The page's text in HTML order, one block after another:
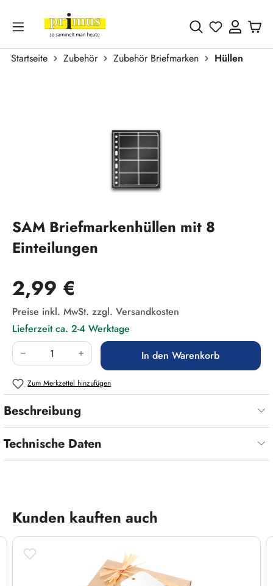
Zum Hauptinhalt springen
Du hast 0
Startseite Zubehör Zubehör Briefmarken
Hüllen
SAM Briefmarkenhüllen mit 8
Einteilungen
Regulärer Preis:
2,99 €
Preise inkl. MwSt. zzgl. Versandkosten
Lieferzeit ca. 2-4 Werktage
Produkt Anzahl: Gib den gewünschten Wert
In den Warenkorb
Zum Merkzettel hinzufügen
Beschreibung
Technische Daten
Produktgalerie überspringen
Kunden kauften auch